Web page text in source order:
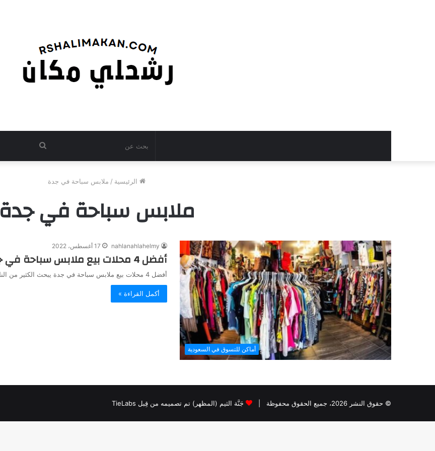
بحث
الرئيسية / ملابس سباحة في جدة
ملابس سباحة في جدة
أماكن للتسوق في السعودية
nahlanahlahelmy 17 أغسطس، 2022
أفضل 4 محلات بيع ملابس سباحة في جدة
أفضل 4 محلات بيع ملابس سباحة في جدة يبحث الكثير من الناس عن أفضل محلات لبيع ملابس السباحة بأفضل جودة…
أكمل القراءة »
© حقوق النشر 2026، جميع الحقوق محفوظة | جَنَّة الثيم (المظهر) تم تصميمه من قِبل TieLabs